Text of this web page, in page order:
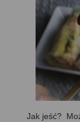
Jak jeść?